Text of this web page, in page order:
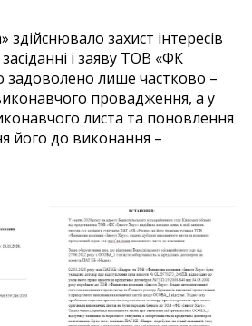
захист інтересів
і заяву ТОВ «ФК
задоволено лише частково –
провадження, а у
листа та поновлення
його до виконання –